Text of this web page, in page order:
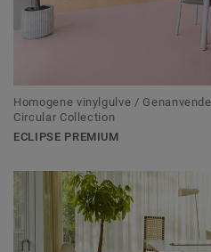
Homogene vinylgulve /
Circular Collection
ECLIPSE PREMIUM